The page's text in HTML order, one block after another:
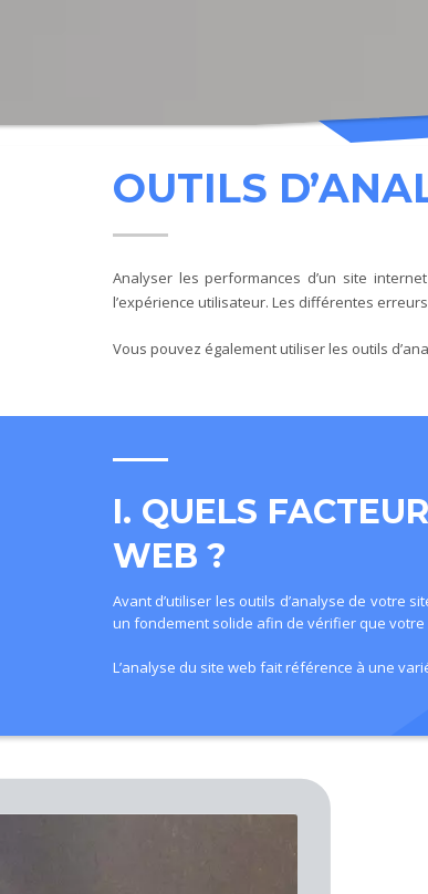
OUTILS
Analyser les performances d’un site
l’expérience utilisateur. Les différentes
Vous pouvez également utiliser les outils
I. QUELS
WEB ?
Avant d’utiliser les outils d’analyse de votre
un fondement solide afin de vérifier que
L’analyse du site web fait référence à une